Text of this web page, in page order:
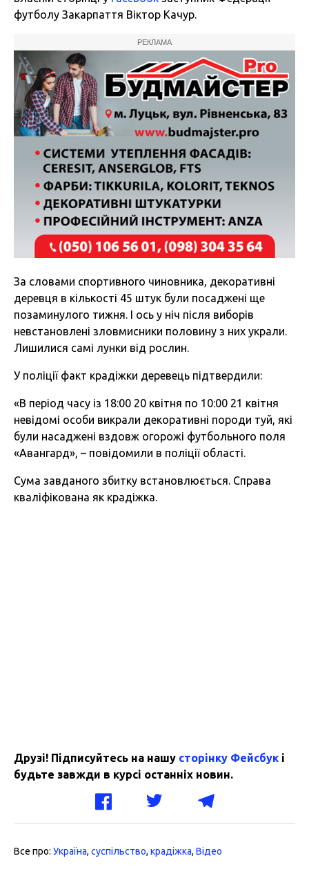
футболу Закарпаття Віктор Качур.
РЕКЛАМА
За словами спортивного чиновника, декоративні
деревця в кількості 45 штук були посаджені ще
позаминулого тижня. І ось у ніч після виборів
невстановлені зловмисники половину з них украли.
Лишилися самі лунки від рослин.
У поліції факт крадіжки деревець підтвердили:
«В період часу із 18:00 20 квітня по 10:00 21 квітня
невідомі особи викрали декоративні породи туй, які
були насаджені вздовж огорожі футбольного поля
«Авангард», – повідомили в поліції області.
Сума завданого збитку встановлюється. Справа
кваліфікована як крадіжка.
Друзі! Підписуйтесь на нашу сторінку Фейсбук і
будьте завжди в курсі останніх новин.
Все про: Україна, суспільство, крадіжка, Відео